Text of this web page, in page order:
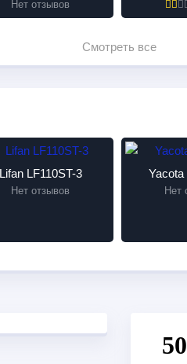
Нет отзывов
Смотреть все
Lifan LF110ST-3
Нет отзывов Нет